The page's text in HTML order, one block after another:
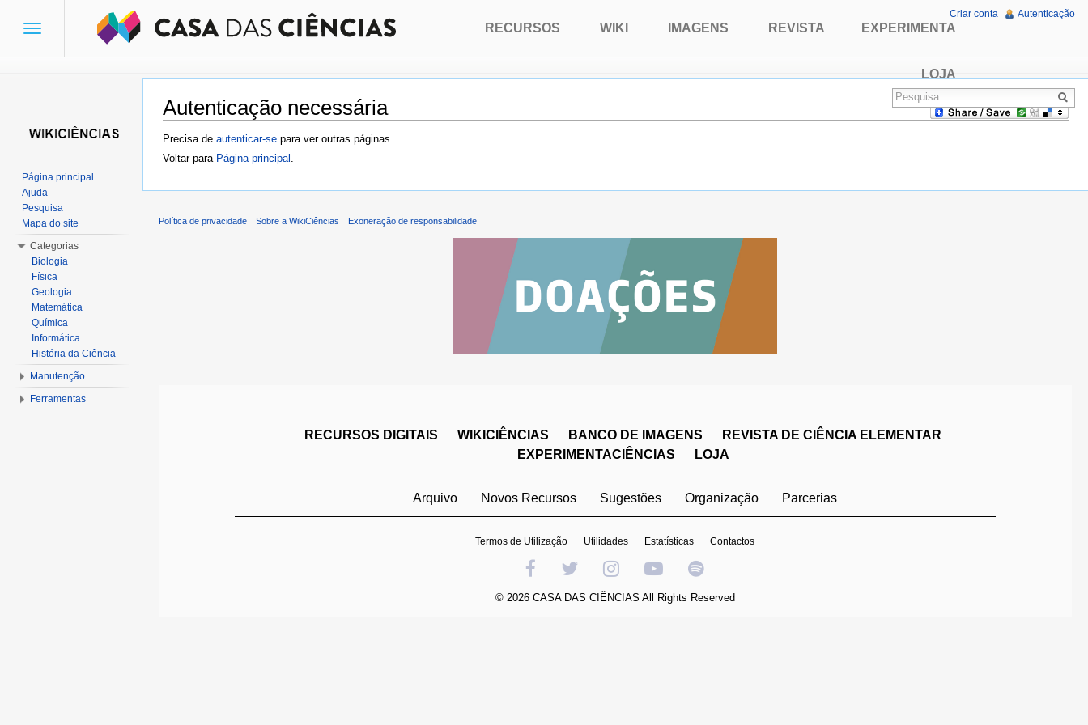
Autenticação necessária
Ir para:navegação,pesquisa
Precisa de autenticar-se para ver outras páginas.
Voltar para Página principal
Toggle
RECURSOS WIKI IMAGENS REVISTA EXPERIMENTA
LOJA
Criar conta Autenticação
Página principal
Ajuda
Pesquisa
Mapa do site
Categorias
Biologia
Física
Geologia
Matemática
Química
Informática
História da Ciência
Manutenção
Ferramentas
Política de privacidade Sobre a WikiCiências Exoneração de responsabilidade
RECURSOS DIGITAIS WIKICIÊNCIAS BANCO DE IMAGENS
REVISTA DE CIÊNCIA ELEMENTAR
EXPERIMENTACIÊNCIAS
LOJA
Arquivo Novos Recursos Sugestões Organização Parcerias
Termos de Utilização Utilidades Estatísticas Contactos
© 2026 CASA DAS CIÊNCIAS All Rights Reserved